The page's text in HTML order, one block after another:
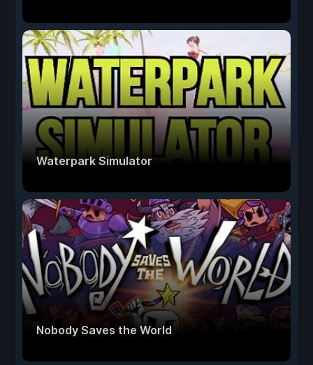
Waterpark Simulator
Nobody Saves the World